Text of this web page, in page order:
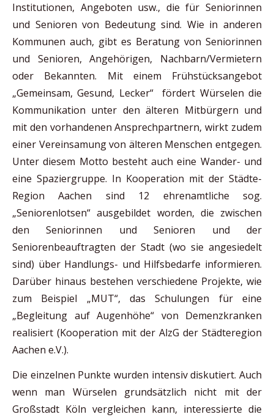
Institutionen, Angeboten usw., die für Seniorinnen
und Senioren von Bedeutung sind. Wie in anderen
Kommunen auch, gibt es Beratung von Seniorinnen
und Senioren, Angehörigen, Nachbarn/Vermietern
oder Bekannten. Mit einem Frühstücksangebot
„Gemeinsam, Gesund, Lecker“ fördert Würselen die
Kommunikation unter den älteren Mitbürgern und
mit den vorhandenen Ansprechpartnern, wirkt zudem
einer Vereinsamung von älteren Menschen entgegen.
Unter diesem Motto besteht auch eine Wander- und
eine Spaziergruppe. In Kooperation mit der Städte-
Region Aachen sind 12 ehrenamtliche sog.
„Seniorenlotsen“ ausgebildet worden, die zwischen
den Seniorinnen und Senioren und der
Seniorenbeauftragten der Stadt (wo sie angesiedelt
sind) über Handlungs- und Hilfsbedarfe informieren.
Darüber hinaus bestehen verschiedene Projekte, wie
zum Beispiel „MUT“, das Schulungen für eine
„Begleitung auf Augenhöhe“ von Demenzkranken
realisiert (Kooperation mit der AlzG der Städteregion
Aachen e.V.).
Die einzelnen Punkte wurden intensiv diskutiert. Auch
wenn man Würselen grundsätzlich nicht mit der
Großstadt Köln vergleichen kann, interessierte die